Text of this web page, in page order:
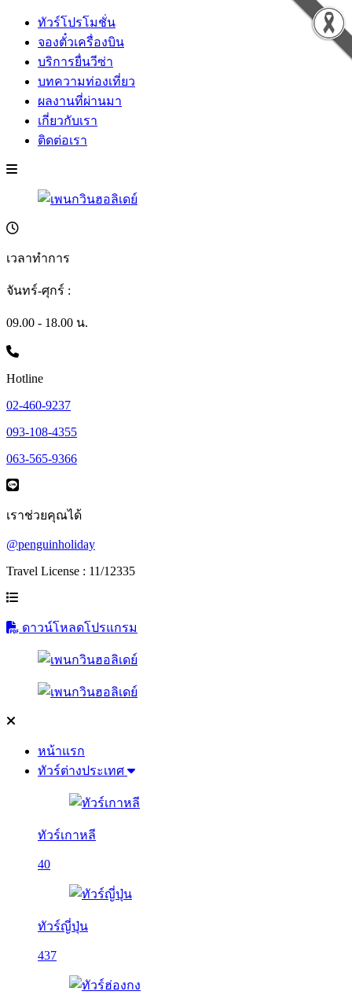
ทัวร์โปรโมชั่น
จองตั๋วเครื่องบิน
บริการยื่นวีซ่า
บทความท่องเที่ยว
ผลงานที่ผ่านมา
เกี่ยวกับเรา
ติดต่อเรา
เวลาทำการ
จันทร์-ศุกร์ :
09.00 - 18.00 น.
Hotline
02-460-9237
093-108-4355
063-565-9366
เราช่วยคุณได้
@penguinholiday
Travel License : 11/12335
ดาวน์โหลดโปรแกรม
หน้าแรก
ทัวร์ต่างประเทศ
ทัวร์เกาหลี
40
ทัวร์ญี่ปุ่น
437